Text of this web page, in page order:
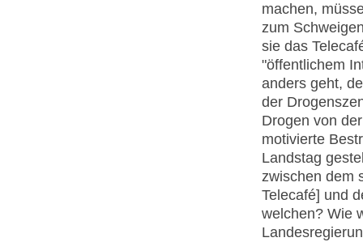
machen,
zum
sie das
"öffentlichem
anders geht,
der
Drogen von
motivierte
Landstag
zwischen dem
Telecafé] und
welchen? Wie